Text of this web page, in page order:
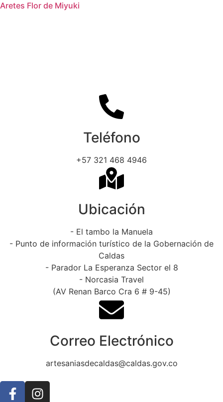
Aretes Flor de Miyuki
Teléfono
+57 321 468 4946
Ubicación
- El tambo la Manuela
- Punto de información turístico de la Gobernación de
Caldas
- Parador La Esperanza Sector el 8
- Norcasia Travel
(AV Renan Barco Cra 6 # 9-45)
Correo Electrónico
artesaniasdecaldas@caldas.gov.co